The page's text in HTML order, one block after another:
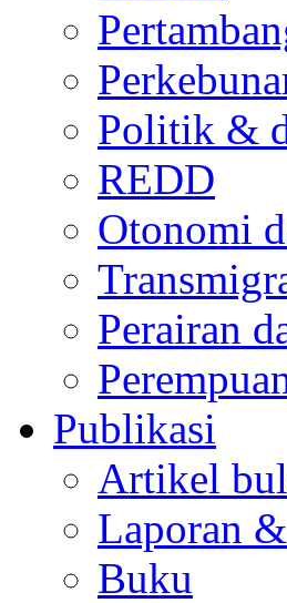
Politik &
REDD
Otonomi
Perairan
Publikasi
Artikel
Laporan
Buku